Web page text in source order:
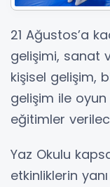
21 Ağustos’a
gelişimi, sanat
kişisel gelişim,
gelişim ile
eğitimler
Yaz Okulu
etkinliklerin